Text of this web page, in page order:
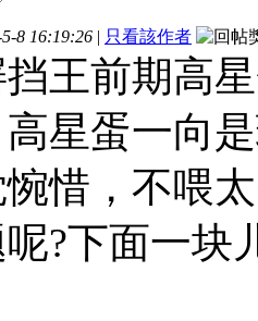
8 16:19:26 | 只看該作者
王前期高
星蛋一向
惜，不喂
?下面一块